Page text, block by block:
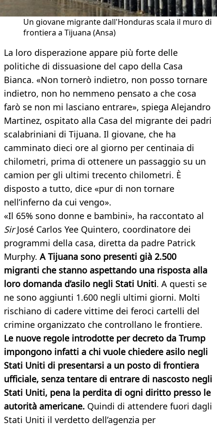
Un giovane migrante dall'Honduras scala il muro di
frontiera a Tijuana (Ansa)
La loro disperazione appare più forte delle
politiche di dissuasione del capo della Casa
Bianca. «Non tornerò indietro, non posso tornare
indietro, non ho nemmeno pensato a che cosa
farò se non mi lasciano entrare», spiega Alejandro
Martinez, ospitato alla Casa del migrante dei padri
scalabriniani di Tijuana. Il giovane, che ha
camminato dieci ore al giorno per centinaia di
chilometri, prima di ottenere un passaggio su un
camion per gli ultimi trecento chilometri. È
disposto a tutto, dice «pur di non tornare
nell’inferno da cui vengo».
«Il 65% sono donne e bambini», ha raccontato al
SirJosé Carlos Yee Quintero, coordinatore dei
programmi della casa, diretta da padre Patrick
Murphy. A Tijuana sono presenti già 2.500
migranti che stanno aspettando una risposta alla
loro domanda d’asilo negli Stati Uniti. A questi se
ne sono aggiunti 1.600 negli ultimi giorni. Molti
rischiano di cadere vittime dei feroci cartelli del
crimine organizzato che controllano le frontiere.
Le nuove regole introdotte per decreto da Trump
impongono infatti a chi vuole chiedere asilo negli
Stati Uniti di presentarsi a un posto di frontiera
ufficiale, senza tentare di entrare di nascosto negli
Stati Uniti, pena la perdita di ogni diritto presso le
autorità americane. Quindi di attendere fuori dagli
Stati Uniti il verdetto dell’agenzia per